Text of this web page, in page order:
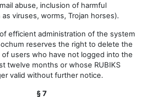
abuse, inclusion of harmful
viruses, worms, Trojan horses).
efficient administration of the system
reserves the right to delete the
users who have not logged into the
twelve months or whose RUBIKS
valid without further notice.
§ 7